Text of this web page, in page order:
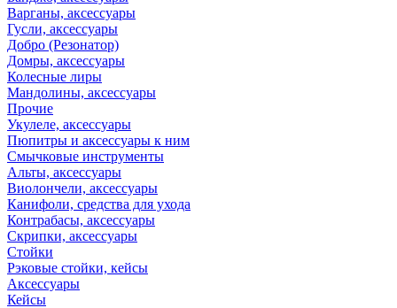
Варганы, аксессуары
Гусли, аксессуары
Добро (Резонатор)
Домры, аксессуары
Колесные лиры
Мандолины, аксессуары
Прочие
Укулеле, аксессуары
Пюпитры и аксессуары к ним
Смычковые инструменты
Альты, аксессуары
Виолончели, аксессуары
Канифоли, средства для ухода
Контрабасы, аксессуары
Скрипки, аксессуары
Стойки
Рэковые стойки, кейсы
Аксессуары
Кейсы